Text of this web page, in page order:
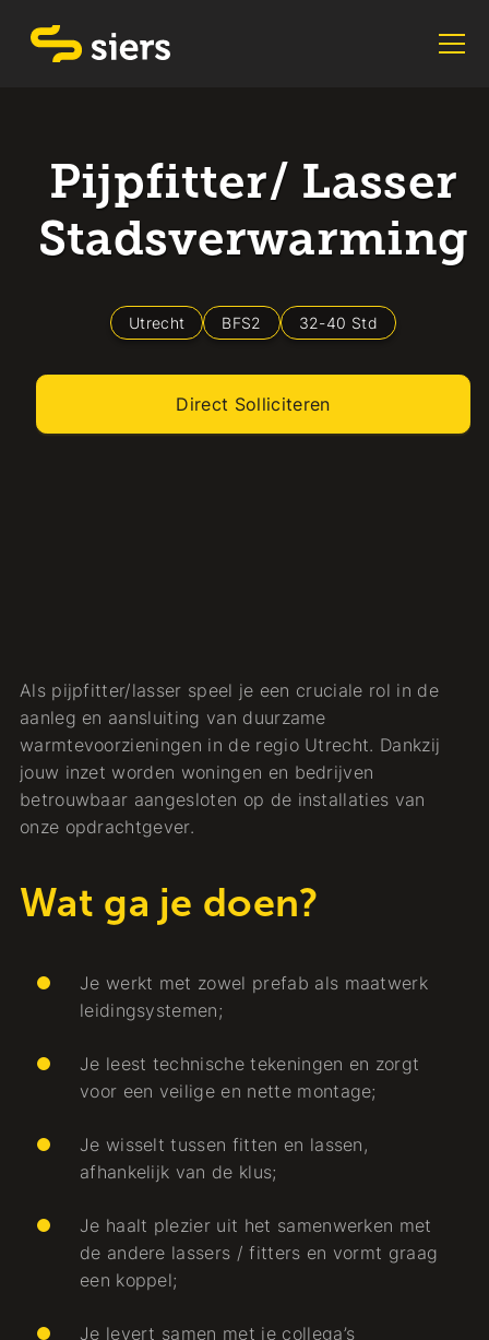
Pijpfitter/ Lasser
Stadsverwarming
Utrecht BFS2 32-40 Std
Direct Solliciteren
Als pijpfitter/lasser speel je een cruciale rol in de
aanleg en aansluiting van duurzame
warmtevoorzieningen in de regio Utrecht. Dankzij
jouw inzet worden woningen en bedrijven
betrouwbaar aangesloten op de installaties van
onze opdrachtgever.
Wat ga je doen?
Je werkt met zowel prefab als maatwerk
leidingsystemen;
Je leest technische tekeningen en zorgt
voor een veilige en nette montage;
Je wisselt tussen fitten en lassen,
afhankelijk van de klus;
Je haalt plezier uit het samenwerken met
de andere lassers / fitters en vormt graag
een koppel;
Je levert samen met je collega’s